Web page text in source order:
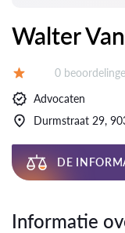
Walter
Beoordelingen:
0
Advocaten
Durmstraat 29,
DE
Informatie